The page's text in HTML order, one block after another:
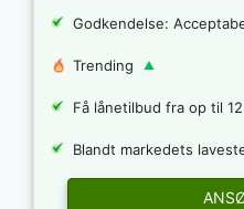
Godkendelse:
Trending
Få lånetilbud fra op til
Blandt markedets